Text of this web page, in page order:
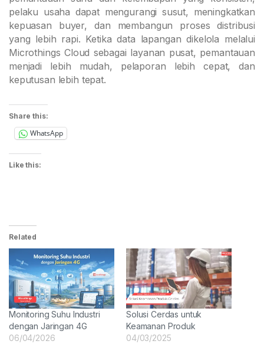
pelaku usaha dapat mengurangi susut, meningkatkan
kepuasan buyer, dan membangun proses distribusi
yang lebih rapi. Ketika data lapangan dikelola melalui
Microthings Cloud sebagai layanan pusat, pemantauan
menjadi lebih mudah, pelaporan lebih cepat, dan
keputusan lebih tepat.
Share this:
WhatsApp
Like this:
Related
Monitoring Suhu Industri
dengan Jaringan 4G
06/04/2026
Solusi Cerdas untuk
Keamanan Produk
04/03/2025